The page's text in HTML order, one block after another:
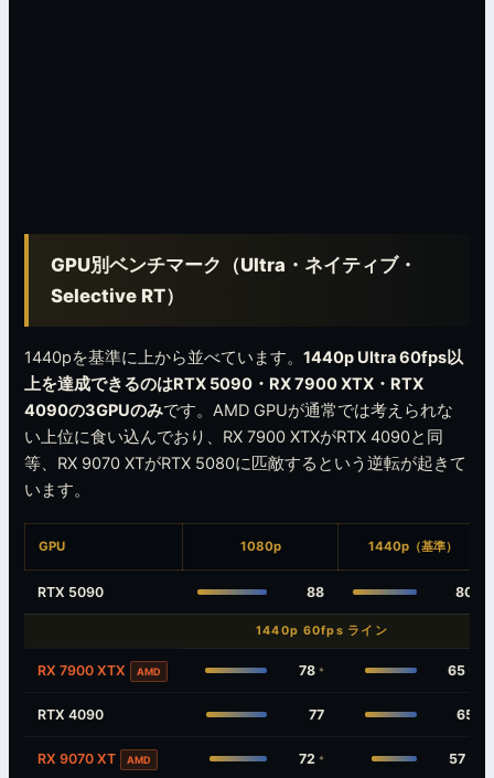
GPU別ベンチマーク（Ultra・ネイティブ・
Selective RT）
1440pを基準に上から並べています。1440p Ultra 60fps以
上を達成できるのはRTX 5090・RX 7900 XTX・RTX
4090の3GPUのみです。AMD GPUが通常では考えられな
い上位に食い込んでおり、RX 7900 XTXがRTX 4090と同
等、RX 9070 XTがRTX 5080に匹敵するという逆転が起きて
います。
GPU 1080p 1440p（基準）
RTX 5090 88 80
1440p 60fps ライン
RX 7900 XTX AMD 78* 65*
RTX 4090 77 65
RX 9070 XT AMD 72* 57*